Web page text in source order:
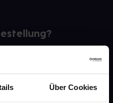
Über Cookies